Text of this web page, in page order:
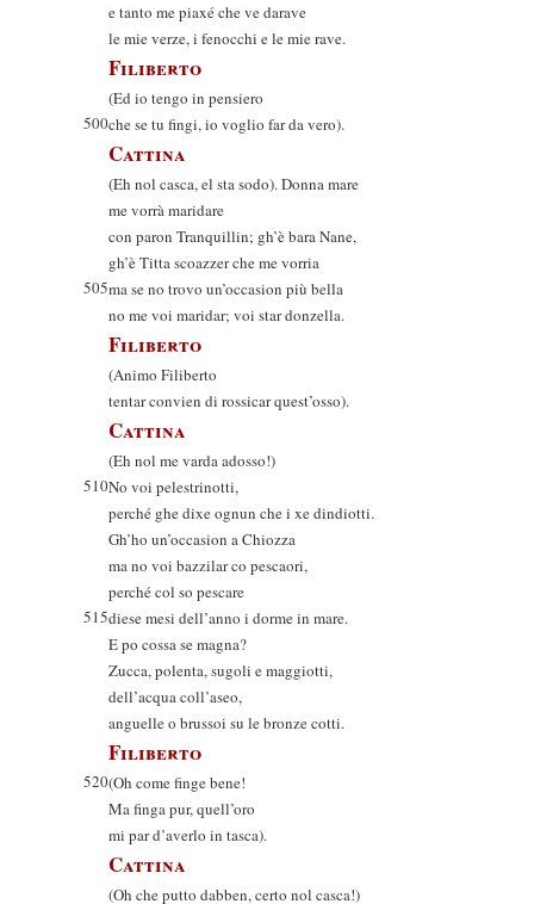
e tanto me piaxé che ve darave
le mie verze, i fenocchi e le mie rave.
Filiberto
(Ed io tengo in pensiero
500che se tu fingi, io voglio far da vero).
Cattina
(Eh nol casca, el sta sodo). Donna mare
me vorrà maridare
con paron Tranquillin; gh’è bara Nane,
gh’è Titta scoazzer che me vorria
505ma se no trovo un’occasion più bella
no me voi maridar; voi star donzella.
Filiberto
(Animo Filiberto
tentar convien di rossicar quest’osso).
Cattina
(Eh nol me varda adosso!)
510No voi pelestrinotti,
perché ghe dixe ognun che i xe dindiotti.
Gh’ho un’occasion a Chiozza
ma no voi bazzilar co pescaori,
perché col so pescare
515diese mesi dell’anno i dorme in mare.
E po cossa se magna?
Zucca, polenta, sugoli e maggiotti,
dell’acqua coll’aseo,
anguelle o brussoi su le bronze cotti.
Filiberto
520(Oh come finge bene!
Ma finga pur, quell’oro
mi par d’averlo in tasca).
Cattina
(Oh che putto dabben, certo nol casca!)